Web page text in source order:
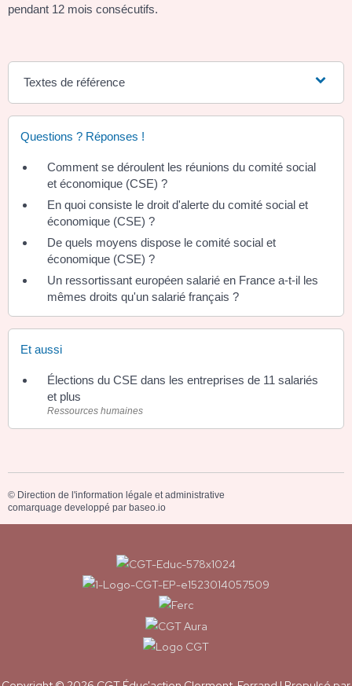
pendant 12 mois consécutifs.
Textes de référence
Questions ? Réponses !
Comment se déroulent les réunions du comité social
et économique (CSE) ?
En quoi consiste le droit d'alerte du comité social et
économique (CSE) ?
De quels moyens dispose le comité social et
économique (CSE) ?
Un ressortissant européen salarié en France a-t-il les
mêmes droits qu'un salarié français ?
Et aussi
Élections du CSE dans les entreprises de 11 salariés
et plus
Ressources humaines
© Direction de l'information légale et administrative
comarquage developpé par baseo.io